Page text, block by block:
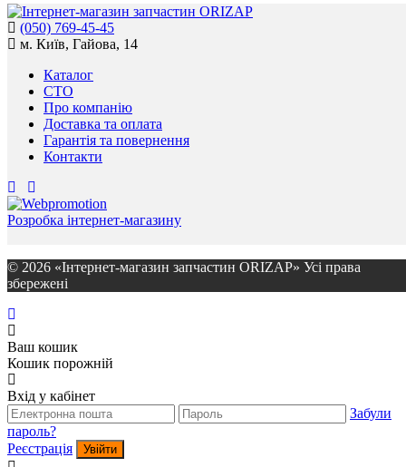
(050) 769-45-45
м. Київ, Гайова, 14
Каталог
СТО
Про компанію
Доставка та оплата
Гарантія та повернення
Контакти
Розробка інтернет-магазину
© 2026 «Інтернет-магазин запчастин ORIZAP» Усі права
збережені
Ваш кошик
Кошик порожній
Вхід у кабінет
Забули
пароль?
Реєстрація
Увійти